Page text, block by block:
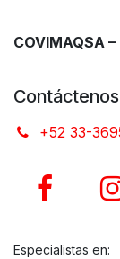
COVIMAQSA
Contáctenos
+52 33-
Especialistas en: